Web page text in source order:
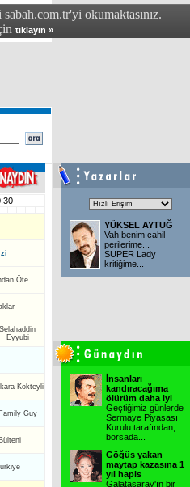
okumaktasınız.
tıklayın »
Öte
Selahaddin
Eyyubi
Kokteyli
Family Guy
YÜKSEL AYTUĞ
Vah benim cahil
perilerime...
SUPER Lady
kritiğime
İnsanları
kandıracağıma
ölürüm daha iyi
Geçtiğimiz günlerde
Sermaye Piyasası
Kurulu tarafından,
borsada
Göğüs yakan
maytap kazasına 1
yıl hapis
Galatasaray'ın bir